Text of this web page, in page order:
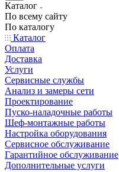
Каталог
По всему сайту
По каталогу
Каталог
Оплата
Доставка
Услуги
Сервисные службы
Анализ и замеры сети
Проектирование
Пуско-наладочные работы
Шеф-монтажные работы
Настройка оборудования
Сервисное обслуживание
Гарантийное обслуживание
Дополнительные услуги